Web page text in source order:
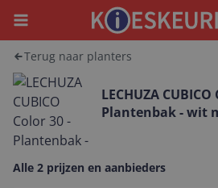
Menu
Terug naar planters
LECHUZA
Plantenbak - wit
Alle 2 prijzen en aanbieders